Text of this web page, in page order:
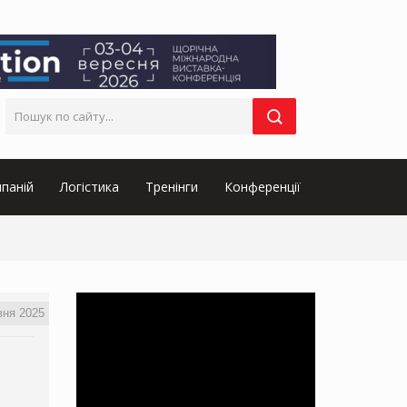
Логістика Тренінги Конференції
2025